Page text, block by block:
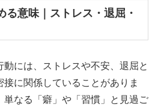
る意味｜ストレス・退屈・
には、ストレスや不安、退屈と
に関係していることがありま
単なる「癖」や「習慣」と見過ご